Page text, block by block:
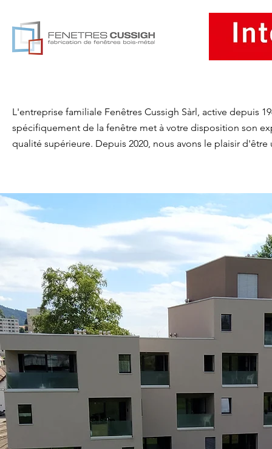
L'entreprise familiale Fenêtres Cussigh Sàrl, active depuis
spécifiquement de la fenêtre met à votre disposition son
qualité supérieure. Depuis 2020, nous avons le plaisir